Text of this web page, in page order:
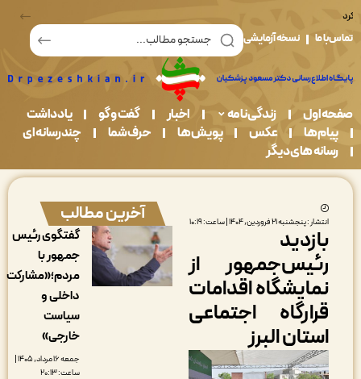
قبال حفاظت از محیط زیست مسئولیم
نسخه آزمایشی
زندگی نامه اخبار گفت و گو
یادداشت
ها
عکس پویش ها حرف شما
چندرسانه ای
های دیگر
: پنجشنبه ۲۱ فروردین, ۱۴۰۴ | ساعت: ۱۰:۱۹
از
اقدامات
اجتماعی
البرز
آخرین مطالب
گفتگوی رئیس
جمهور با
مردم؛«مشارکت
داخلی و
سیاست
خارجی»
جمعه ۱۶ مرداد, ۱۴۰۵ |